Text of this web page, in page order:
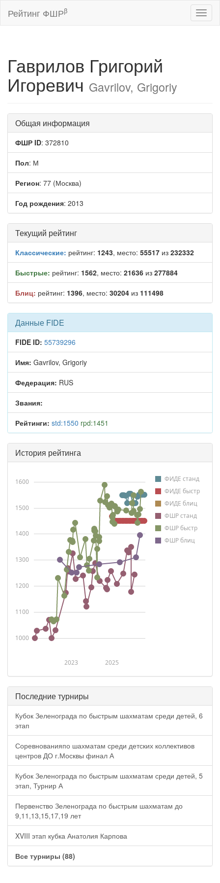
Рейтинг ФШРβ
Гаврилов Григорий
Игоревич Gavrilov, Grigoriy
Общая информация
ФШР ID: 372810
Пол: М
Регион: 77 (Москва)
Год рождения: 2013
Текущий рейтинг
Классические: рейтинг: 1243, место: 55517 из 232332
Быстрые: рейтинг: 1562, место: 21636 из 277884
Блиц: рейтинг: 1396, место: 30204 из 111498
Данные FIDE
FIDE ID: 55739296
Имя: Gavrilov, Grigoriy
Федерация: RUS
Звания:
Рейтинги: std:1550 rpd:1451
История рейтинга
ФИДЕ станд
ФИДЕ быстр
ФИДЕ блиц
ФШР станд
ФШР быстр
ФШР блиц
2023 2025
1000
1100
1200
1300
1400
1500
1600
Последние турниры
Кубок Зеленограда по быстрым шахматам среди детей, 6
этап
Соревнованияпо шахматам среди детских коллективов
центров ДО г.Москвы финал А
Кубок Зеленограда по быстрым шахматам среди детей, 5
этап, Турнир А
Первенство Зеленограда по быстрым шахматам до
9,11,13,15,17,19 лет
XVIII этап кубка Анатолия Карпова
Все турниры (88)